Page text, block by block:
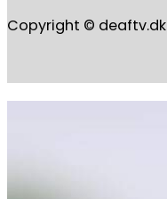
Copyright © deaftv.dk